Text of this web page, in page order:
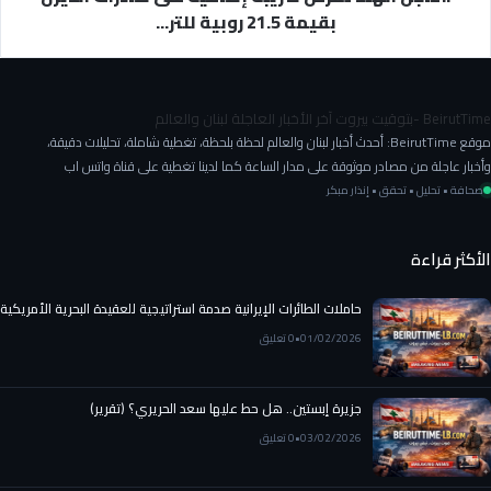
ن
د
ا
ر
ة
ا
ب
ب
ش
أ
ن
ا
ح
ت
ر
ر
ي
ب
ة
ا
ي
ة
ع
ل
ى
ص
ا
د
بقيمة 21.5 روبية للتر...
BeirutTime -بتوقيت بيروت آخر الأخبار العاجلة لبنان والعالم
موقع BeirutTime: أحدث أخبار لبنان والعالم لحظة بلحظة، تغطية شاملة، تحليلات دقيقة،
وأخبار عاجلة من مصادر موثوقة على مدار الساعة كما لدينا تغطية على قناة واتس اب
صحافة • تحليل • تحقق • إنذار مبكر
الأكثر قراءة
حاملات الطائرات الإيرانية صدمة استراتيجية للعقيدة البحرية الأمريكية
01/02/2026
•0 تعليق
جزيرة إبستين.. هل حط عليها سعد الحريري؟ (تقرير)
03/02/2026
•0 تعليق